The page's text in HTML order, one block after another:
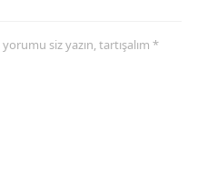
siz yazın, tartışalım *